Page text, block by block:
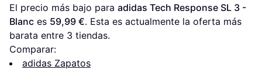
El precio más bajo para adidas Tech Response SL 3 -
Blanc es 59,99 €. Esta es actualmente la oferta más
barata entre 3 tiendas.
Comparar:
adidas Zapatos